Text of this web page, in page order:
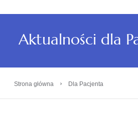
Aktualności dla
Strona główna › Dla Pacjenta